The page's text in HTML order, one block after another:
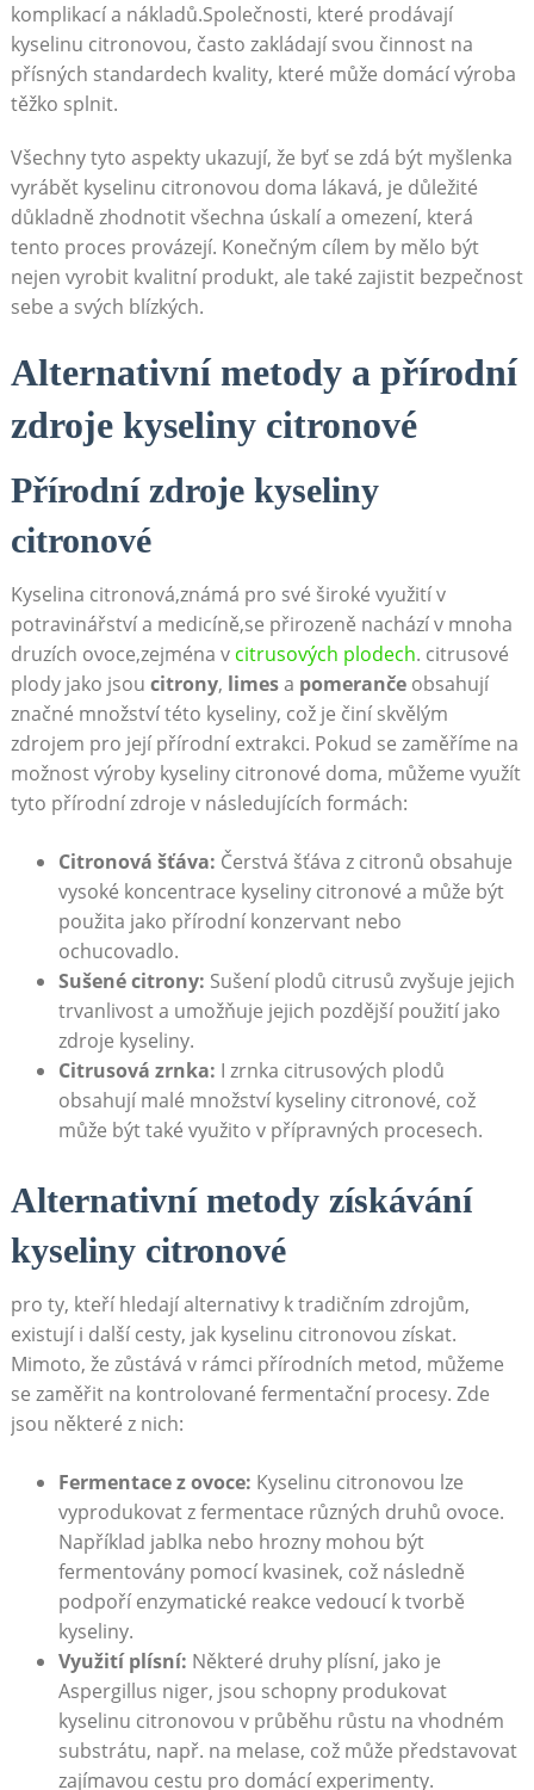
komplikací a nákladů.Společnosti, které prodávají
kyselinu citronovou, často zakládají svou činnost na
přísných standardech kvality, které může domácí výroba
těžko splnit.
Všechny tyto aspekty ukazují, že byť se zdá být myšlenka
vyrábět kyselinu citronovou doma lákavá, je důležité
důkladně zhodnotit všechna úskalí a omezení, která
tento proces provázejí. Konečným cílem by mělo být
nejen vyrobit kvalitní produkt, ale také zajistit bezpečnost
sebe a svých blízkých.
Alternativní metody a přírodní
zdroje kyseliny citronové
Přírodní zdroje kyseliny
citronové
Kyselina citronová,známá pro své široké využití v
potravinářství a medicíně,se přirozeně nachází v mnoha
druzích ovoce,zejména v citrusových plodech. citrusové
plody jako jsou citrony, limesa pomerančeobsahují
značné množství této kyseliny, což je činí skvělým
zdrojem pro její přírodní extrakci. Pokud se zaměříme na
možnost výroby kyseliny citronové doma, můžeme využít
tyto přírodní zdroje v následujících formách:
Citronová šťáva: Čerstvá šťáva z citronů obsahuje
vysoké koncentrace kyseliny citronové a může být
použita jako přírodní konzervant nebo
ochucovadlo.
Sušené citrony: Sušení plodů citrusů zvyšuje jejich
trvanlivost a umožňuje jejich pozdější použití jako
zdroje kyseliny.
Citrusová zrnka: I zrnka citrusových plodů
obsahují malé množství kyseliny citronové, což
může být také využito v přípravných procesech.
Alternativní metody získávání
kyseliny citronové
pro ty, kteří hledají alternativy k tradičním zdrojům,
existují i další cesty, jak kyselinu citronovou získat.
Mimoto, že zůstává v rámci přírodních metod, můžeme
se zaměřit na kontrolované fermentační procesy. Zde
jsou některé z nich:
Fermentace z ovoce: Kyselinu citronovou lze
vyprodukovat z fermentace různých druhů ovoce.
Například jablka nebo hrozny mohou být
fermentovány pomocí kvasinek, což následně
podpoří enzymatické reakce vedoucí k tvorbě
kyseliny.
Využití plísní: Některé druhy plísní, jako je
Aspergillus niger, jsou schopny produkovat
kyselinu citronovou v průběhu růstu na vhodném
substrátu, např. na melase, což může představovat
zajímavou cestu pro domácí experimenty.